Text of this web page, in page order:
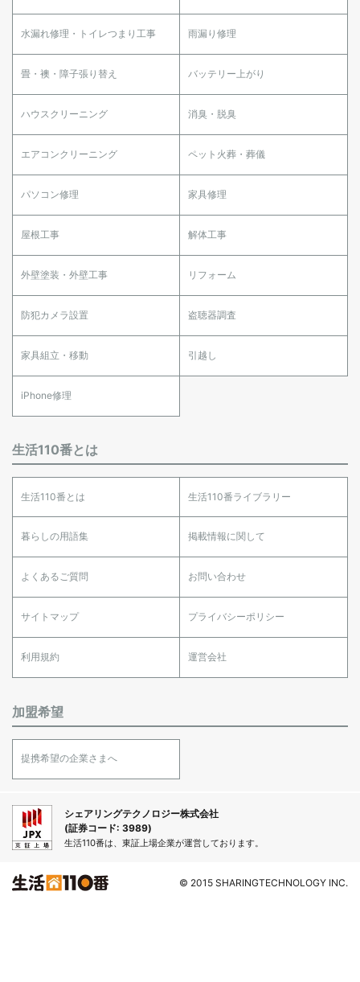
水漏れ修理・トイレつまり工事 雨漏り修理
畳・襖・障子張り替え バッテリー上がり
ハウスクリーニング 消臭・脱臭
エアコンクリーニング ペット火葬・葬儀
パソコン修理 家具修理
屋根工事 解体工事
外壁塗装・外壁工事 リフォーム
防犯カメラ設置 盗聴器調査
家具組立・移動 引越し
iPhone修理
生活110番とは
生活110番とは 生活110番ライブラリー
暮らしの用語集 掲載情報に関して
よくあるご質問 お問い合わせ
サイトマップ プライバシーポリシー
利用規約 運営会社
加盟希望
提携希望の企業さまへ
シェアリングテクノロジー株式会社
(証券コード: 3989)
生活110番は、東証上場企業が運営しております。
© 2015 SHARINGTECHNOLOGY INC.